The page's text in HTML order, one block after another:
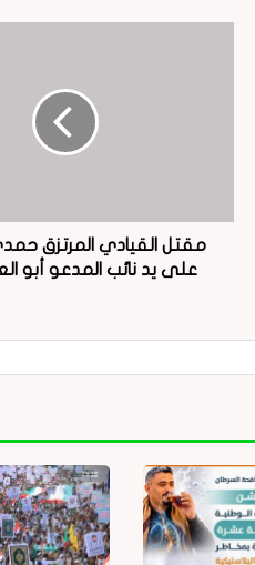
مقتل القيادي المرتزق
على يد نائب المدعو أبو